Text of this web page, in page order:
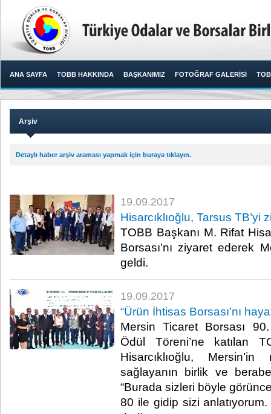
ANA SAYFA TOBB HAKKINDA BAŞKANIMIZ FOTOĞRAF GALERİSİ
Arşiv
Detaylı haber arşiv araması yapmak için buraya tıklayın.
19.09.2017
Hisarcıklıoğlu, Tarsus TB’yi
TOBB Başkanı M. Rifat
Borsası’nı ziyaret ederek
geldi.​
19.09.2017
“Ürün İhtisas Borsası’nı
Mersin Ticaret Borsası
Ödül Töreni’ne katılan
Hisarcıklıoğlu,
sağlayanın birlik ve
“Burada sizleri böyle
80 ile gidip sizi